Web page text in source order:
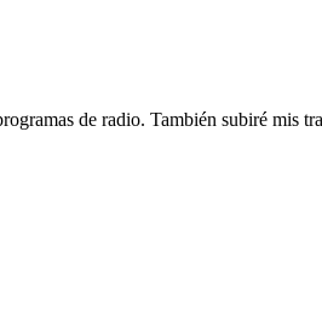
de radio. También subiré mis